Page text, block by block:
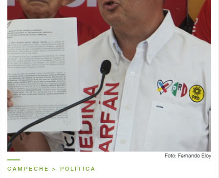
Foto: Fernando Eloy
CAMPECHE > POLÍTICA